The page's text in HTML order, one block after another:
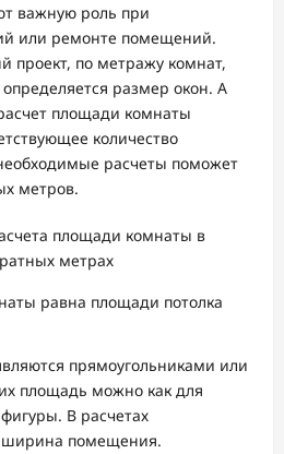
важную роль при
или ремонте помещений.
проект, по метражу комнат,
размер окон. А
площади комнаты
количество
расчеты поможет
метров.
равна площади потолка
прямоугольниками или
площадь можно как для
В расчетах
ширина помещения.